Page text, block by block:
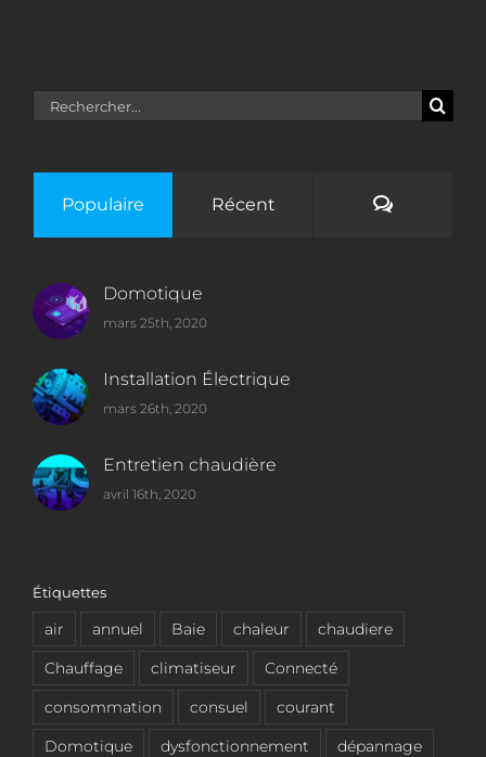
Rechercher:
Populaire Récent
Domotique
mars 25th, 2020
Installation Électrique
mars 26th, 2020
Entretien chaudière
avril 16th, 2020
Étiquettes
air annuel Baie chaleur
chaudiere
Chauffage
climatiseur
Connecté
consommation
consuel
courant
Domotique
dysfonctionnement
dépannage